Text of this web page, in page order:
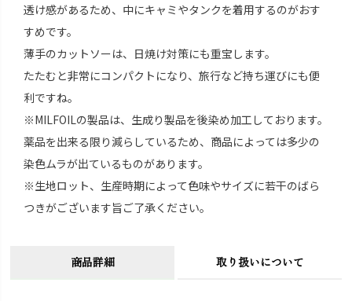
透け感があるため、中にキャミやタンクを着用するのがおす
すめです。
薄手のカットソーは、日焼け対策にも重宝します。
たたむと非常にコンパクトになり、旅行など持ち運びにも便
利ですね。
※MILFOILの製品は、生成り製品を後染め加工しております。
薬品を出来る限り減らしているため、商品によっては多少の
染色ムラが出ているものがあります。
※生地ロット、生産時期によって色味やサイズに若干のばら
つきがございます旨ご了承ください。
商品詳細 取り扱いについて